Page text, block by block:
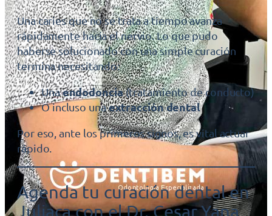
Una caries que no se trata a tiempo avanza
rápidamente hacia el nervio. Lo que pudo
haberse solucionado con una simple curación
termina necesitando:
Unaendodoncia(tratamiento de conducto)
O incluso unaextracción dental
Por eso, ante los primeros signos, es vital actuar
rápido.
Agenda tu curación dental en
Juliaca con el Dr. Cesar Yana